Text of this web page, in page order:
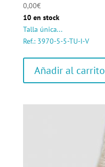
0,00€
10 en stock
Talla única...
Ref.: 3970-5-5-TU-I-V
Añadir al carrito